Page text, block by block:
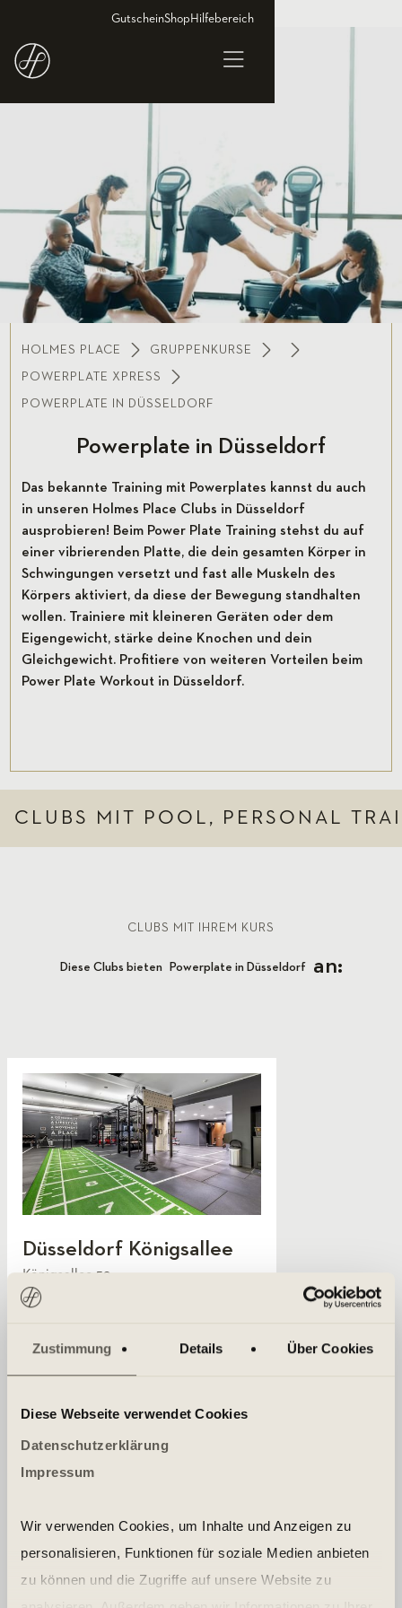
Zustimmung Details Über Cookies
Diese Webseite verwendet Cookies
Datenschutzerklärung
Impressum
Wir verwenden Cookies, um Inhalte und Anzeigen zu
personalisieren, Funktionen für soziale Medien anbieten
zu können und die Zugriffe auf unsere Website zu
GutscheinShop Hilfebereich
HOLMES PLACE GRUPPENKURSE
POWERPLATE XPRESS
POWERPLATE IN DÜSSELDORF
Powerplate in Düsseldorf
Das bekannte Training mit Powerplates kannst du auch
in unseren Holmes Place Clubs in Düsseldorf
ausprobieren! Beim Power Plate Training stehst du auf
einer vibrierenden Platte, die dein gesamten Körper in
Schwingungen versetzt und fast alle Muskeln des
Körpers aktiviert, da diese der Bewegung standhalten
wollen. Trainiere mit kleineren Geräten oder dem
Eigengewicht, stärke deine Knochen und dein
Gleichgewicht. Profitiere von weiteren Vorteilen beim
Power Plate Workout in Düsseldorf.
CLUBS MIT POOL, PERSONAL
CLUBS MIT IHREM KURS
Diese Clubs bieten Powerplate in Düsseldorf an:
Düsseldorf Königsallee
Königsallee 59
40215 Düsseldorf
MEHR ERFAHREN
ZUM KURSPLAN